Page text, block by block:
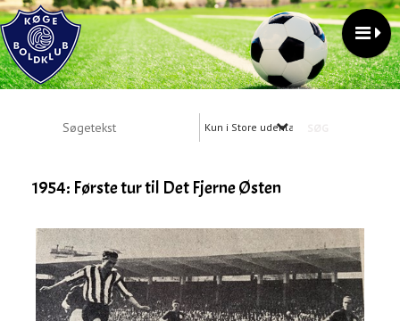
Kun i Store udenlandsrejser
1954: Første tur til Det Fjerne Østen